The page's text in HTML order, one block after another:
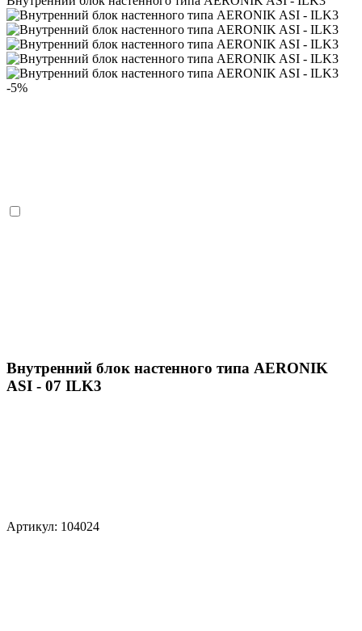
-5%
Внутренний блок настенного типа AERONIK
ASI - 07 ILK3
Артикул: 104024